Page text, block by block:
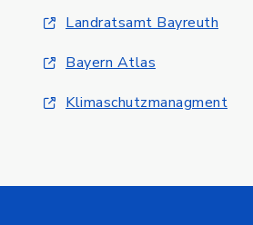
Landratsamt Bayreuth
Bayern Atlas
Klimaschutzmanagment